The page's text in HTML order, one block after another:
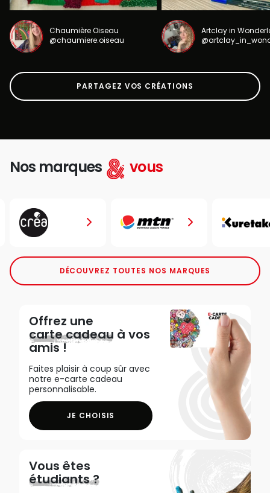
Chaumière Oiseau
@chaumiere.oiseau
Artclay in
PARTAGEZ VOS CRÉATIONS
Nos marques vous
DÉCOUVREZ TOUTES NOS MARQUES
Offrez une
carte cadeau à vos
amis !
Faites plaisir à coup sûr avec
notre e-carte cadeau
personnalisable.
JE CHOISIS
Vous êtes
étudiants ?